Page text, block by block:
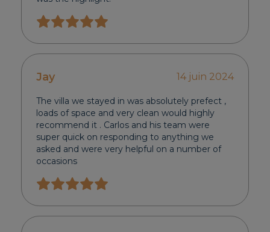
Jay 14 juin 2024
The villa we stayed in was absolutely prefect ,
loads of space and very clean would highly
recommend it . Carlos and his team were
super quick on responding to anything we
asked and were very helpful on a number of
occasions